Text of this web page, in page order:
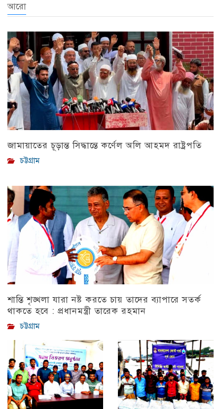
আরো
জামায়াতের চূড়ান্ত সিদ্ধান্তে কর্ণেল অলি আহমদ রাষ্ট্রপতি
চট্টগ্রাম
শান্তি শৃঙ্খলা যারা নষ্ট করতে চায় তাদের ব্যাপারে সতর্ক
থাকতে হবে : প্রধানমন্ত্রী তারেক রহমান
চট্টগ্রাম